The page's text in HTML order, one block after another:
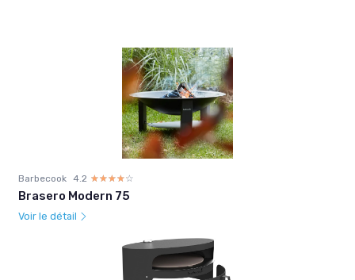
Barbecook 4.2 ☆☆☆☆☆
★★★★★
Brasero Modern 75
Voir le détail